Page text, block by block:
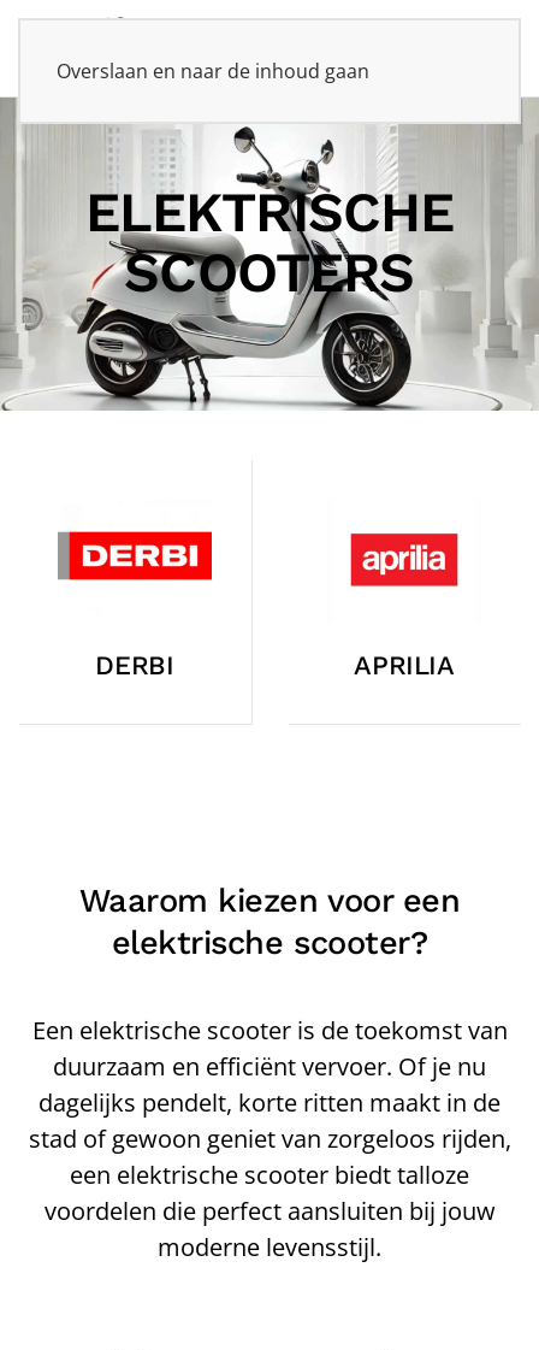
Overslaan en naar de inhoud gaan
ELEKTRISCHE
SCOOTERS
DERBI APRILIA
Waarom kiezen voor een
elektrische scooter?
Een elektrische scooter is de toekomst van
duurzaam en efficiënt vervoer. Of je nu
dagelijks pendelt, korte ritten maakt in de
stad of gewoon geniet van zorgeloos rijden,
een elektrische scooter biedt talloze
voordelen die perfect aansluiten bij jouw
moderne levensstijl.